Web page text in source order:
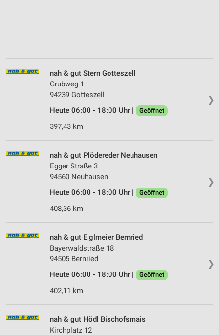
❯
nah & gut Stern Gotteszell
Grubweg 1
94239 Gotteszell
Heute 06:00 - 18:00 Uhr |
Geöffnet
397,43 km
❯
nah & gut Plödereder Neuhausen
Egger Straße 3
94560 Neuhausen
Heute 06:00 - 18:00 Uhr |
Geöffnet
408,36 km
❯
nah & gut Eiglmeier Bernried
Bayerwaldstraße 18
94505 Bernried
Heute 06:00 - 18:00 Uhr |
Geöffnet
402,11 km
nah & gut Hödl Bischofsmais
Kirchplatz 12